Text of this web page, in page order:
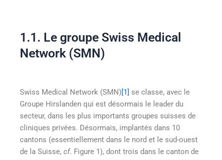
1.1. Le groupe Swiss Medical
Network (SMN)
Swiss Medical Network (SMN)[1] se classe, avec le
Groupe Hirslanden qui est désormais le leader du
secteur, dans les plus importants groupes suisses de
cliniques privées. Désormais, implantés dans 10
cantons (essentiellement dans le nord et le sud-ouest
de la Suisse, cf. Figure 1), dont trois dans le canton de